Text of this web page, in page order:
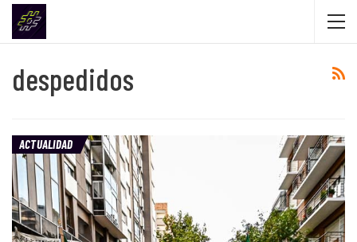
despedidos
ACTUALIDAD